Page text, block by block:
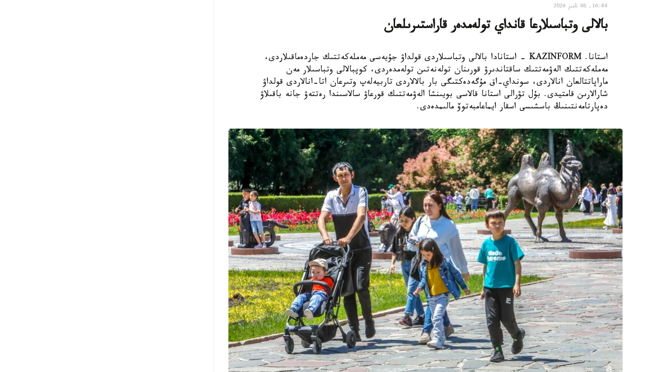
16:44, 06 تامىز 2026
بالالى وتباسىلارعا قانداي تولەمدەر قاراستىرىلعان
استانا. KAZINFORM - استانادا بالالى وتباسىلاردى قولداۋ جۇيەسى مەملەكەتتىك جاردەماقىلاردى،
مەملەكەتتىك الەۋمەتتىك ساقتاندىرۋ قورىنان تولەنەتىن تولەمدەردى، كوپبالالى وتباسىلار مەن
ماراپاتتالعان انالاردى، سونداي-اق مۇگەدەكتىگى بار بالالاردى تاربيەلەپ وتىرعان اتا-انالاردى قولداۋ
شارالارىن قامتيدى. بۇل تۋرالى استانا قالاسى بويىنشا الەۋمەتتىك قورعاۋ سالاسىندا رەتتەۋ جانە باقىلاۋ
دەپارتامەنتىنىڭ باسشىسى اسقار ايماعامبەتوۆ مالىمدەدى.